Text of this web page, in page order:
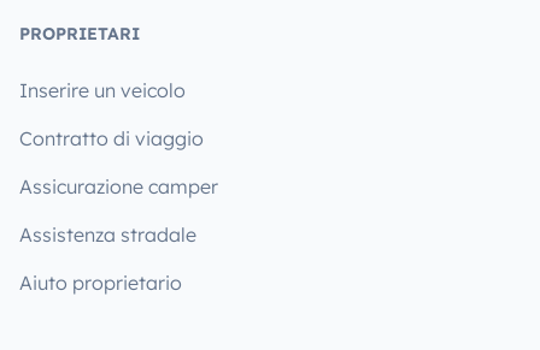
PROPRIETARI
Inserire un veicolo
Contratto di viaggio
Assicurazione camper
Assistenza stradale
Aiuto proprietario